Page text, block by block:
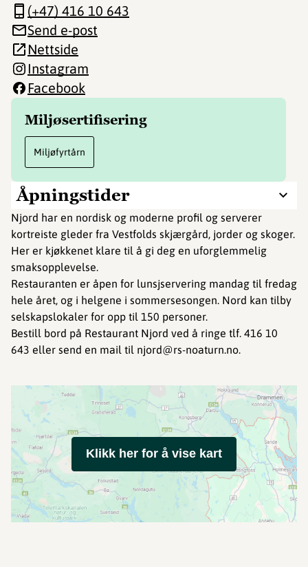
Åpningstider
Njord har en nordisk og moderne profil og serverer
kortreiste gleder fra Vestfolds skjærgård, jorder og skoger.
Her er kjøkkenet klare til å gi deg en uforglemmelig
smaksopplevelse.
Restauranten er åpen for lunsjservering mandag til fredag
hele året, og i helgene i sommersesongen. Nord kan tilby
selskapslokaler for opp til 150 personer.
Bestill bord på Restaurant Njord ved å ringe tlf. 416 10
643 eller send en mail til njord@rs-noaturn.no.
(+47) 416 10 643
Send e-post
Nettside
Instagram
Facebook
Miljøsertifisering
Miljøfyrtårn
Klikk her for å vise kart